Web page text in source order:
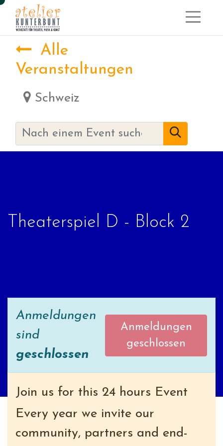
Alle
Veranstaltungen
Schweiz
Theaterspiel D - Block 2
Anmeldungen
sind
geschlossen
Anmeldungen
geschlossen
Join us for this 24 hours Event
Every year we invite our
community, partners and end-